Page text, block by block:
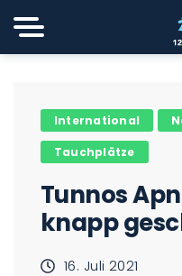
International
Tauchplätze
Tunnos
knapp
16. Juli 2021